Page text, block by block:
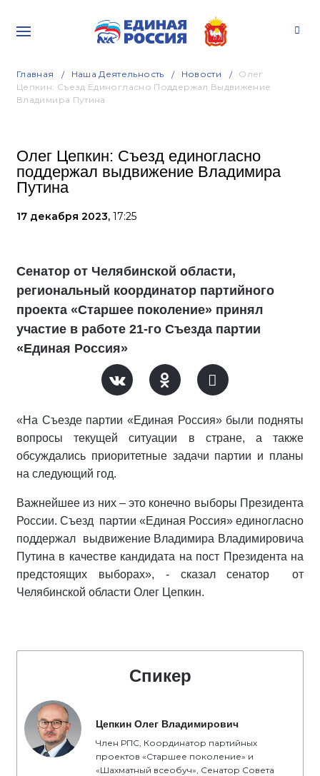
Главная Наша Деятельность Новости
Олег
Цепкин: Съезд Единогласно Поддержал Выдвижение
Владимира Путина
Олег Цепкин: Съезд единогласно
поддержал выдвижение Владимира
Путина
17 декабря 2023, 17:25
Сенатор от Челябинской области,
региональный координатор партийного
проекта «Старшее поколение» принял
участие в работе 21-го Съезда партии
«Единая Россия»
«На Съезде партии «Единая Россия» были подняты
вопросы текущей ситуации в стране, а также
обсуждались приоритетные задачи партии и планы
на следующий год.
Важнейшее из них – это конечно выборы Президента
России. Съезд партии «Единая Россия» единогласно
поддержал
выдвижение Владимира Владимировича
Путина в качестве кандидата на пост Президента на
предстоящих выборах», - сказал сенатор
от
Челябинской области Олег Цепкин.
Спикер
Цепкин Олег Владимирович
Член РПС, Координатор партийных
проектов «Старшее поколение» и
«Шахматный всеобуч», Сенатор Совета